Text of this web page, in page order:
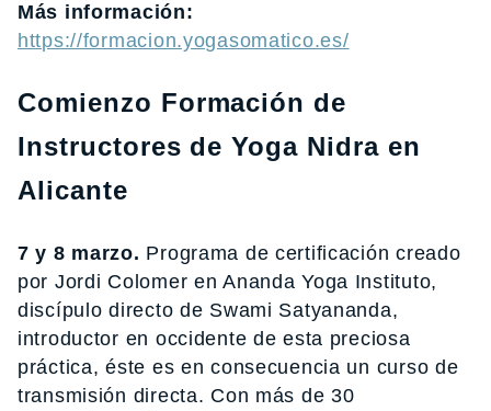
Más información:
https://formacion.yogasomatico.es/
Comienzo Formación de
Instructores de Yoga Nidra en
Alicante
7 y 8 marzo. Programa de certificación creado
por Jordi Colomer en Ananda Yoga Instituto,
discípulo directo de Swami Satyananda,
introductor en occidente de esta preciosa
práctica, éste es en consecuencia un curso de
transmisión directa. Con más de 30